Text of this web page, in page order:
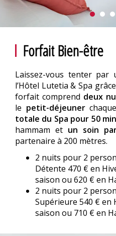
Forfait Bien-être
Laissez-vous tenter par
l’Hôtel Lutetia & Spa
forfait comprend deux
le petit-déjeuner
totale du Spa pour 50
hammam et un soin
partenaire à 200 mètres.
2 nuits pour 2
Détente 470 € en
saison ou 620 € en
2 nuits pour 2
Supérieure 540 € en
saison ou 710 € en